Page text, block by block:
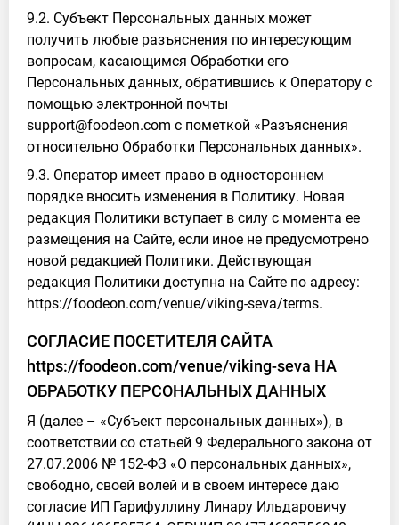
9.2. Субъект Персональных данных может
получить любые разъяснения по интересующим
вопросам, касающимся Обработки его
Персональных данных, обратившись к Оператору с
помощью электронной почты
support@foodeon.com с пометкой «Разъяснения
относительно Обработки Персональных данных».
9.3. Оператор имеет право в одностороннем
порядке вносить изменения в Политику. Новая
редакция Политики вступает в силу с момента ее
размещения на Сайте, если иное не предусмотрено
новой редакцией Политики. Действующая
редакция Политики доступна на Сайте по адресу:
https://foodeon.com/venue/viking-seva/terms.
СОГЛАСИЕ ПОСЕТИТЕЛЯ САЙТА
https://foodeon.com/venue/viking-seva НА
ОБРАБОТКУ ПЕРСОНАЛЬНЫХ ДАННЫХ
Я (далее – «Субъект персональных данных»), в
соответствии со статьей 9 Федерального закона от
27.07.2006 № 152-ФЗ «О персональных данных»,
свободно, своей волей и в своем интересе даю
согласие ИП Гарифуллину Линару Ильдаровичу